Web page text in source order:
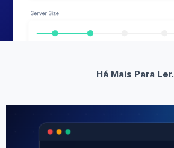
Há Mais Para Ler.